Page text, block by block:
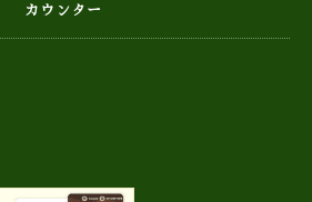
カウンター